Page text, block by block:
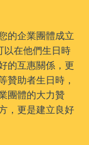
的企業團體成立
以在他們生日時
的互惠關係，更
贊助者生日時，
團體的大力贊
，更是建立良好